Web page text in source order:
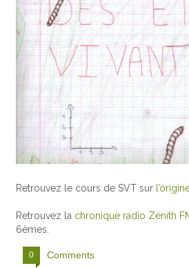
Retrouvez le cours de SVT sur
Retrouvez la chronique radio Zénith
6èmes.
0 Comments